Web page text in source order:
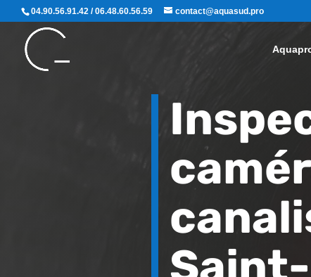
04.90.56.91.42 / 06.48.60.56.59 contact@aquasud.pro